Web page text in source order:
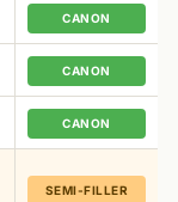
CANON
CANON
CANON
SEMI-FILLER